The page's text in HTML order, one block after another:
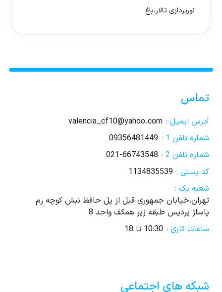
نورپردازی تالار،باغ
تماس
آدرس ایمیل : valencia_cf10@yahoo.com
شماره تلفن 1 :
09356481449
شماره تلفن 2 :
021-66743548
کد پستی : 1134835539
شعبه یک :
تهران،خیابان جمهوری قبل از پل حافظ نبش کوچه رم
پاساژ پردیس طبقه زیر همکف واحد 8
ساعات کاری : 10:30 تا 18
شبکه های اجتماعی